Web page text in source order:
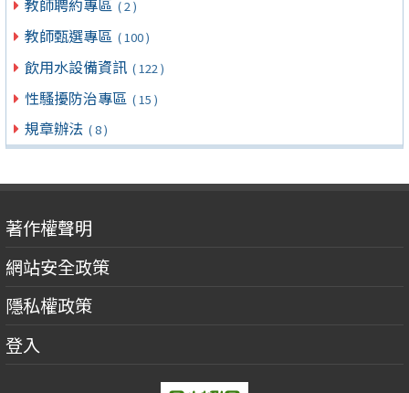
教師聘約專區 ( 2 )
教師甄選專區 ( 100 )
飲用水設備資訊 ( 122 )
性騷擾防治專區 ( 15 )
規章辦法 ( 8 )
著作權聲明
網站安全政策
隱私權政策
登入